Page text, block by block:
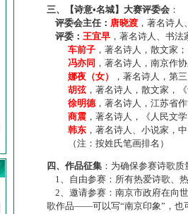
三、【诗意•名城】大赛评委会 ：
评委会主任： 唐晓渡 ，著名诗
评委： 王宜早 ，著名诗人、书
车前子 ，著名诗人，散文家；
冯亦同 ，著名诗人，南京作
娜夜（女）
，著名诗人，第
胡弦，著名诗人，散文家，
徐明德，著名诗人，江苏省
商震 ，著名诗人，《人民文
韩东 ，著名诗人、小说家，
（注：按姓氏笔画排名）
四、作品征集 ：为确保参赛诗歌
1、自由参赛：所有热爱诗歌、
2、邀请参赛：南京市政府在向
歌作品——可以写“南京印象”，也